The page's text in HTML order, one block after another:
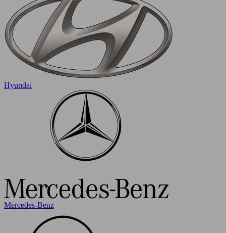
Hyundai
Mercedes-Benz